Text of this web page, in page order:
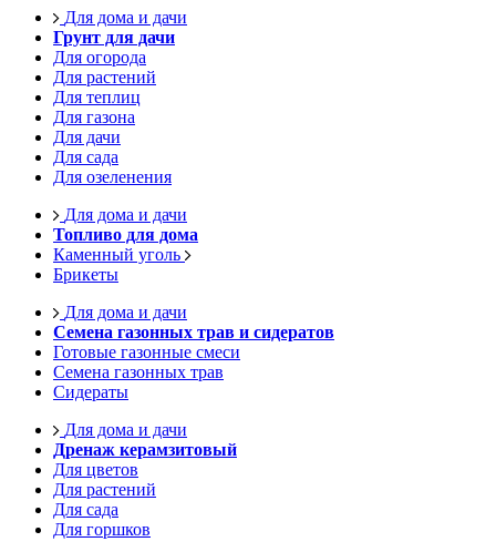
Для дома и дачи
Грунт для дачи
Для огорода
Для растений
Для теплиц
Для газона
Для дачи
Для сада
Для озеленения
Для дома и дачи
Топливо для дома
Каменный уголь
Брикеты
Для дома и дачи
Семена газонных трав и сидератов
Готовые газонные смеси
Семена газонных трав
Сидераты
Для дома и дачи
Дренаж керамзитовый
Для цветов
Для растений
Для сада
Для горшков